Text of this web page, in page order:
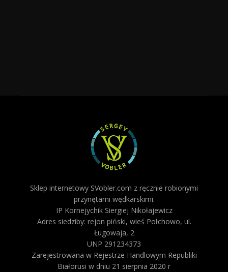
Sklep internetowy SVobler.com z ręcznie robionymi
przynętami wędkarskimi.
IP Kornejychik Siergiej Nikołajewicz
Adres siedziby: rejon piński, wieś Połchowo, ul.
Ługowaja, 2
UNP 291234373
Zarejestrowana w Rejestrze Handlowym Republiki
Białorusi w dniu 21 sierpnia 2020 r